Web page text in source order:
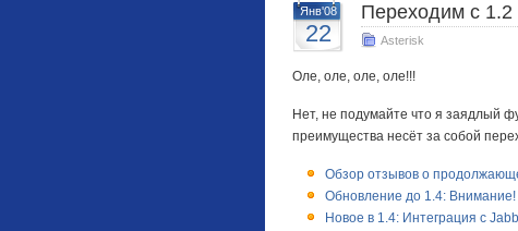
Янв'08
22
Переходим с 1.2
Asterisk
Оле, оле, оле, оле!!!
Нет, не подумайте что я заядлый
преимущества несёт за собой
Обзор отзывов о
Обновление до 1.4:
Новое в 1.4: Интеграция с